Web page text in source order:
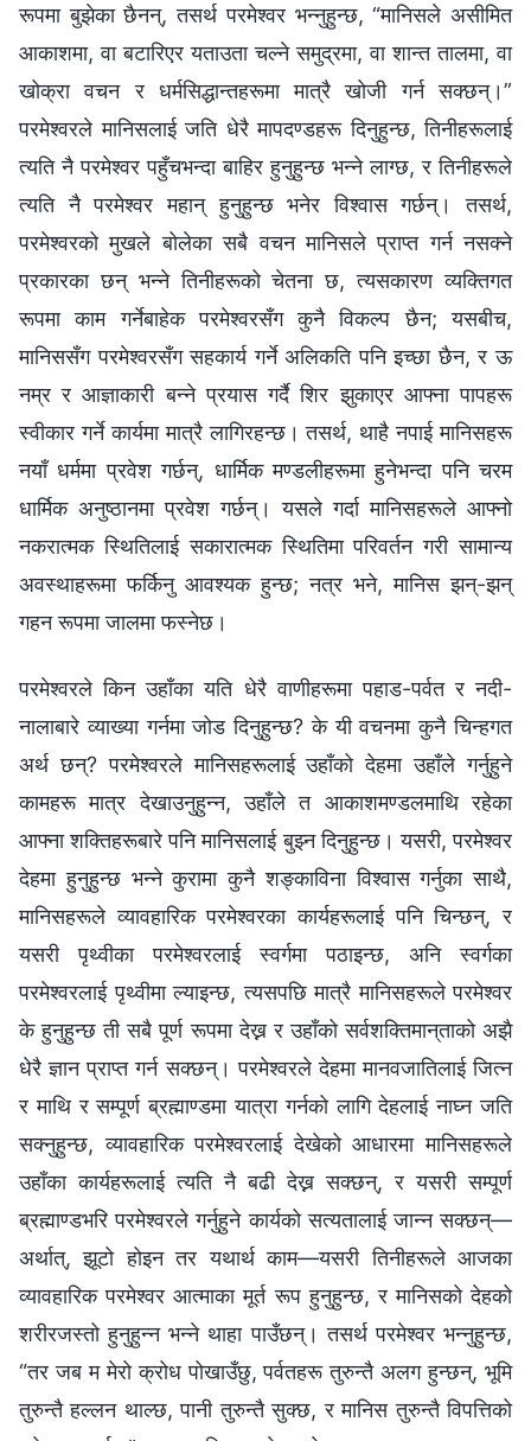
रूपमा बुझेका छैनन्, तसर्थ परमेश्‍वर भन्नुहुन्छ, “मानिसले असीमित
आकाशमा, वा बटारिएर यताउता चल्‍ने समुद्रमा, वा शान्त तालमा, वा
खोक्रा वचन र धर्मसिद्धान्तहरूमा मात्रै खोजी गर्न सक्छन्।”
परमेश्‍वरले मानिसलाई जति धेरै मापदण्डहरू दिनुहुन्छ, तिनीहरूलाई
त्यति नै परमेश्‍वर पहुँचभन्दा बाहिर हुनुहुन्छ भन्‍ने लाग्छ, र तिनीहरूले
त्यति नै परमेश्‍वर महान् हुनुहुन्छ भनेर विश्‍वास गर्छन्। तसर्थ,
परमेश्‍वरको मुखले बोलेका सबै वचन मानिसले प्राप्त गर्न नसक्ने
प्रकारका छन् भन्‍ने तिनीहरूको चेतना छ, त्यसकारण व्यक्तिगत
रूपमा काम गर्नेबाहेक परमेश्‍वरसँग कुनै विकल्प छैन; यसबीच,
मानिससँग परमेश्‍वरसँग सहकार्य गर्ने अलिकति पनि इच्छा छैन, र ऊ
नम्र र आज्ञाकारी बन्ने प्रयास गर्दै शिर झुकाएर आफ्ना पापहरू
स्वीकार गर्ने कार्यमा मात्रै लागिरहन्छ। तसर्थ, थाहै नपाई मानिसहरू
नयाँ धर्ममा प्रवेश गर्छन्, धार्मिक मण्डलीहरूमा हुनेभन्दा पनि चरम
धार्मिक अनुष्ठानमा प्रवेश गर्छन्। यसले गर्दा मानिसहरूले आफ्नो
नकरात्मक स्थितिलाई सकारात्मक स्थितिमा परिवर्तन गरी सामान्य
अवस्थाहरूमा फर्किनु आवश्यक हुन्छ; नत्र भने, मानिस झन्-झन्
गहन रूपमा जालमा फस्नेछ।
परमेश्‍वरले किन उहाँका यति धेरै वाणीहरूमा पहाड-पर्वत र नदी-
नालाबारे व्याख्या गर्नमा जोड दिनुहुन्छ? के यी वचनमा कुनै चिन्हगत
अर्थ छन्? परमेश्‍वरले मानिसहरूलाई उहाँको देहमा उहाँले गर्नुहुने
कामहरू मात्र देखाउनुहुन्न, उहाँले त आकाशमण्डलमाथि रहेका
आफ्ना शक्तिहरूबारे पनि मानिसलाई बुझ्न दिनुहुन्छ। यसरी, परमेश्‍वर
देहमा हुनुहुन्छ भन्‍ने कुरामा कुनै शङ्काविना विश्‍वास गर्नुका साथै,
मानिसहरूले व्यावहारिक परमेश्‍वरका कार्यहरूलाई पनि चिन्छन्, र
यसरी पृथ्वीका परमेश्‍वरलाई स्वर्गमा पठाइन्छ, अनि स्वर्गका
परमेश्‍वरलाई पृथ्वीमा ल्याइन्छ, त्यसपछि मात्रै मानिसहरूले परमेश्‍वर
के हुनुहुन्छ ती सबै पूर्ण रूपमा देख्न र उहाँको सर्वशक्तिमान्‌ताको अझै
धेरै ज्ञान प्राप्त गर्न सक्छन्। परमेश्‍वरले देहमा मानवजातिलाई जित्न
र माथि र सम्पूर्ण ब्रह्माण्डमा यात्रा गर्नको लागि देहलाई नाघ्न जति
सक्नुहुन्छ, व्यावहारिक परमेश्‍वरलाई देखेको आधारमा मानिसहरूले
उहाँका कार्यहरूलाई त्यति नै बढी देख्न सक्छन्, र यसरी सम्पूर्ण
ब्रह्माण्डभरि परमेश्‍वरले गर्नुहुने कार्यको सत्यतालाई जान्न सक्छन्—
अर्थात्, झूटो होइन तर यथार्थ काम—यसरी तिनीहरूले आजका
व्यावहारिक परमेश्‍वर आत्माका मूर्त रूप हुनुहुन्छ, र मानिसको देहको
शरीरजस्तो हुनुहुन्न भन्‍ने थाहा पाउँछन्। तसर्थ परमेश्‍वर भन्नुहुन्छ,
“तर जब म मेरो क्रोध पोखाउँछु, पर्वतहरू तुरुन्तै अलग हुन्छन्, भूमि
तुरुन्तै हल्लन थाल्छ, पानी तुरुन्तै सुक्छ, र मानिस तुरुन्तै विपत्तिको